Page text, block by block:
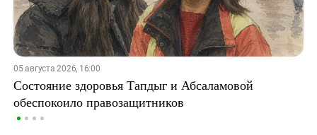
05 августа 2026, 16:00
Состояние здоровья Тапдыг и Абсаламовой
обеспокоило правозащитников